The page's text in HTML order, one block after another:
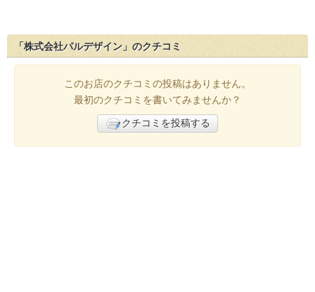
「株式会社パルデザイン」のクチコミ
このお店のクチコミの投稿はありません。
最初のクチコミを書いてみませんか？
クチコミを投稿する